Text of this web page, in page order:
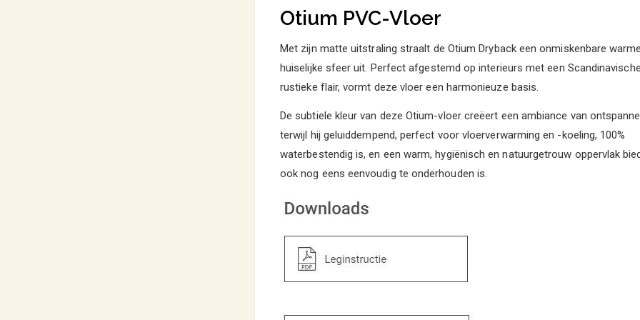
Otium PVC-Vloer
Met zijn matte uitstraling straalt de Otium Dryback een onmiskenbare
huiselijke sfeer uit. Perfect afgestemd op interieurs met een
rustieke flair, vormt deze vloer een harmonieuze basis.
De subtiele kleur van deze Otium-vloer creëert een ambiance van
terwijl hij geluiddempend, perfect voor vloerverwarming en -koeling, 100%
waterbestendig is, en een warm, hygiënisch en natuurgetrouw oppervlak
ook nog eens eenvoudig te onderhouden is.